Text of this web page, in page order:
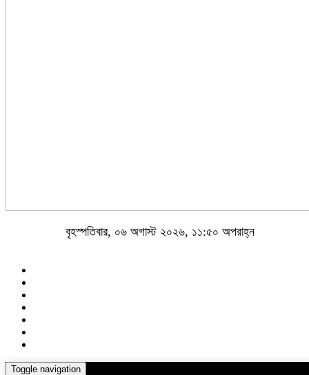
বৃহস্পতিবার, ০৬ অগাস্ট ২০২৬, ১১:৫০ অপরাহ্ন
Toggle navigation